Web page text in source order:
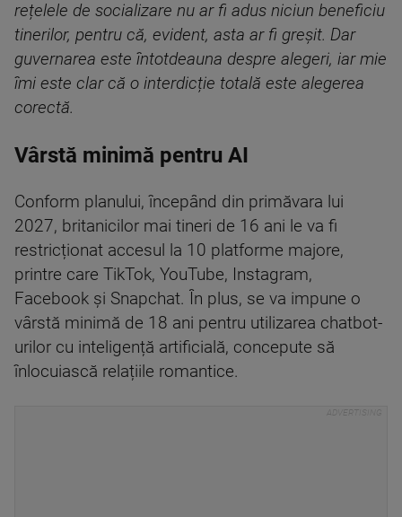
rețelele de socializare nu ar fi adus niciun beneficiu
tinerilor, pentru că, evident, asta ar fi greșit. Dar
guvernarea este întotdeauna despre alegeri, iar mie
îmi este clar că o interdicție totală este alegerea
corectă.
Vârstă minimă pentru AI
Conform planului, începând din primăvara lui
2027, britanicilor mai tineri de 16 ani le va fi
restricționat accesul la 10 platforme majore,
printre care TikTok, YouTube, Instagram,
Facebook și Snapchat. În plus, se va impune o
vârstă minimă de 18 ani pentru utilizarea chatbot-
urilor cu inteligență artificială, concepute să
înlocuiască relațiile romantice.